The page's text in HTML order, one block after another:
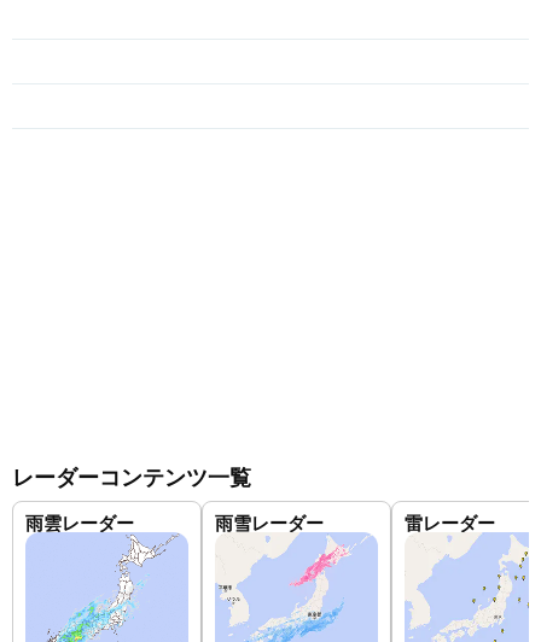
レーダーコンテンツ一覧
雨雲レーダー 雨雪レーダー 雷レーダー